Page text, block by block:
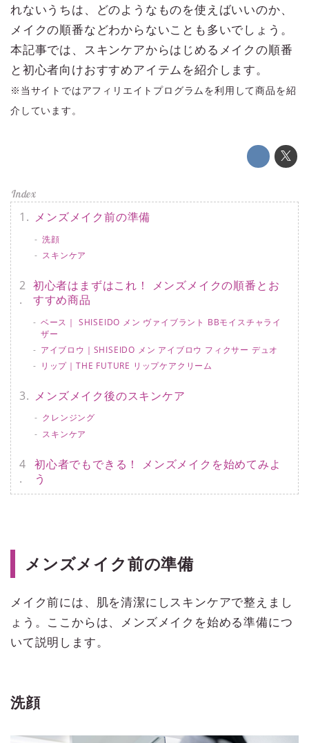
れないうちは、どのようなものを使えばいいのか、
メイクの順番などわからないことも多いでしょう。
本記事では、スキンケアからはじめるメイクの順番
と初心者向けおすすめアイテムを紹介します。
※当サイトではアフィリエイトプログラムを利用して商品を紹
介しています。
メンズメイク前の準備
洗顔
スキンケア
初心者はまずはこれ！ メンズメイクの順番とお
すすめ商品
ベース｜ SHISEIDO メン ヴァイブラント BBモイスチャライ
ザー
アイブロウ｜SHISEIDO メン アイブロウ フィクサー デュオ
リップ｜THE FUTURE リップケアクリーム
メンズメイク後のスキンケア
クレンジング
スキンケア
初心者でもできる！ メンズメイクを始めてみよ
う
メンズメイク前の準備
メイク前には、肌を清潔にしスキンケアで整えまし
ょう。ここからは、メンズメイクを始める準備につ
いて説明します。
洗顔